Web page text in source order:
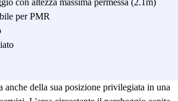
loro veicoli, risparmiando tempo e
più comoda. Questa tecnologia innovativa
livello di sicurezza, in quanto solo i
anche della sua posizione privilegiata in una
per PMR